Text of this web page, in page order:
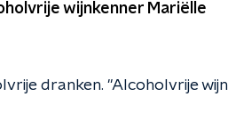
wijnkenner Mariëlle
dranken. "Alcoholvrije wijn